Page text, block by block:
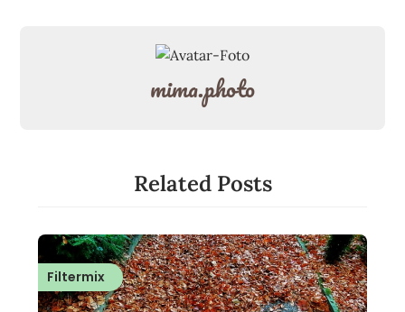
mima.photo
Related Posts
Filtermix